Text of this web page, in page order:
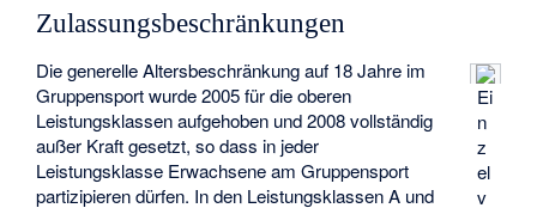
Zulassungsbeschränkungen
Ei
n
z
el
v
Die generelle Altersbeschränkung auf 18 Jahre im
Gruppensport wurde 2005 für die oberen
Leistungsklassen aufgehoben und 2008 vollständig
außer Kraft gesetzt, so dass in jeder
Leistungsklasse Erwachsene am Gruppensport
partizipieren dürfen. In den Leistungsklassen A und